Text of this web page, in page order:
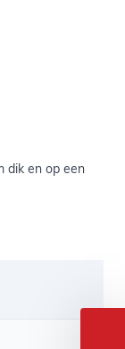
dik en op een